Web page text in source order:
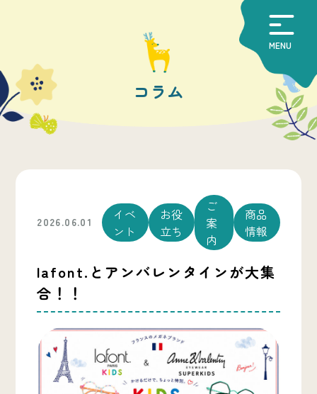
MENU
コラム
2026.06.01
イベ
ント
お役
立ち
ご
案
内
商品
情報
lafont.とアンバレンタインが大集
合！！